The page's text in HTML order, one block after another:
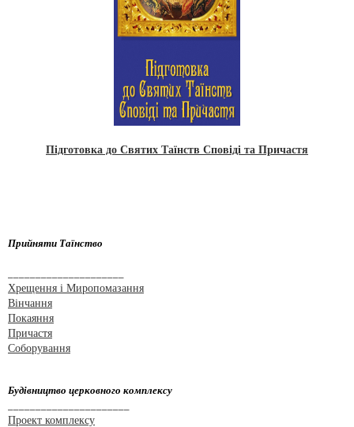
Підготовка до Святих Таїнств Сповіді та Причастя
Прийняти Таїнство
Хрещення і Миропомазання
Вінчання
Покаяння
Причастя
Соборування
Будівництво церковного комплексу
Проект комплексу